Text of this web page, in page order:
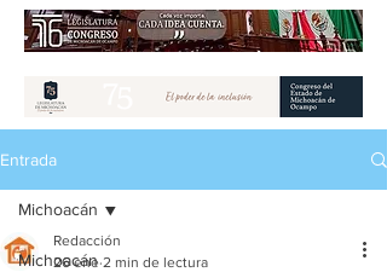
Entrada
Michoacán
Michoacán
Redacción
26 ene 2 min de lectura